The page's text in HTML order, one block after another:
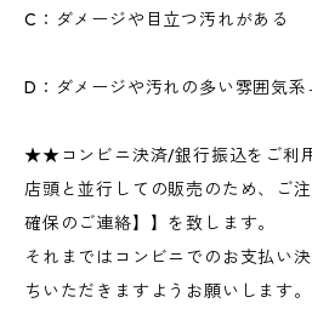
C：ダメージや目立つ汚れがある
D：ダメージや汚れの多い雰囲気系
★★コンビニ決済/銀行振込をご利
店頭と並行しての販売のため、ご
確保のご連絡】】を致します。
それまではコンビニでのお支払い
ちいただきますようお願いします。